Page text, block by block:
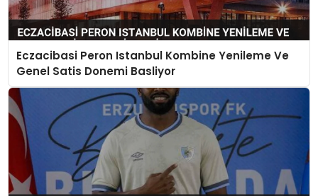
Eczacibasi Peron Istanbul Kombine Yenileme Ve
Genel Satis Donemi Basliyor